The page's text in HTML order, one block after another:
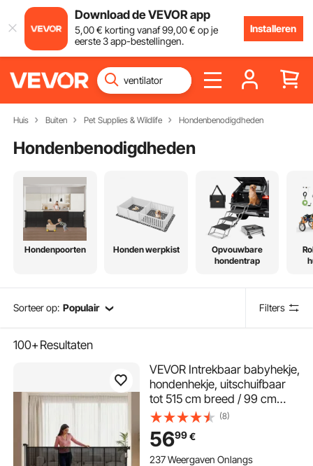
Download de VEVOR app
5,00€ korting vanaf99,00€ op je
eerste 3 app-bestellingen.
Installeren
Huis Buiten Pet Supplies & Wildlife Hondenbenodigdheden
Hondenbenodigdheden
Hondenpoorten Honden werpkist
Opvouwbare
hondentrap
Sorteer op: Populair Filters
100+Resultaten
VEVOR Intrekbaar babyhekje,
hondenhekje, uitschuifbaar
tot 515 cm breed / 99 cm
hoog, huisdierhekje met
versterkte glasvezelstrips,
gaasbeschermingshekje voor
patio's, deuren en garages
(8)
5699€
237 Weergaven Onlangs